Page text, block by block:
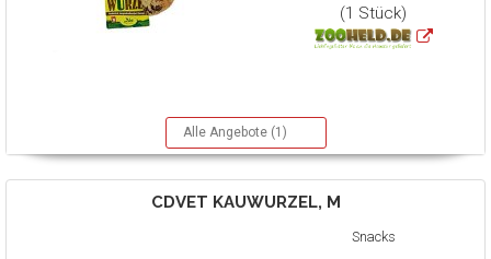
(1 Stück)
Alle Angebote (1)
CDVET KAUWURZEL, M
Snacks